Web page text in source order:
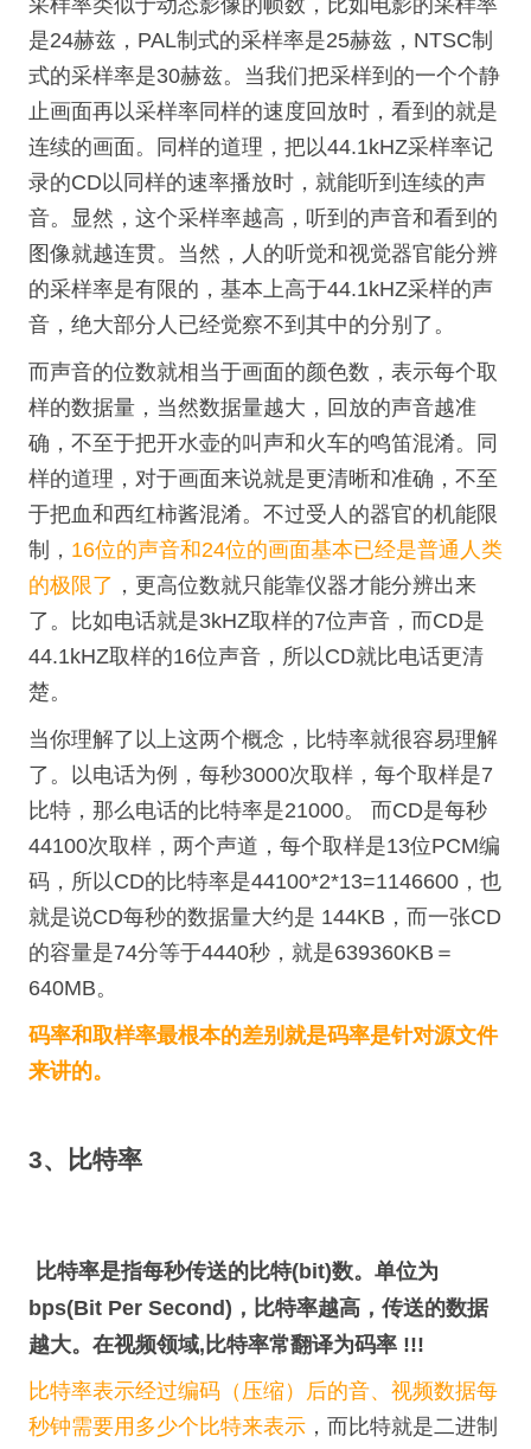
采样率类似于动态影像的帧数，比如电影的采样率
是24赫兹，PAL制式的采样率是25赫兹，NTSC制
式的采样率是30赫兹。当我们把采样到的一个个静
止画面再以采样率同样的速度回放时，看到的就是
连续的画面。同样的道理，把以44.1kHZ采样率记
录的CD以同样的速率播放时，就能听到连续的声
音。显然，这个采样率越高，听到的声音和看到的
图像就越连贯。当然，人的听觉和视觉器官能分辨
的采样率是有限的，基本上高于44.1kHZ采样的声
音，绝大部分人已经觉察不到其中的分别了。
而声音的位数就相当于画面的颜色数，表示每个取
样的数据量，当然数据量越大，回放的声音越准
确，不至于把开水壶的叫声和火车的鸣笛混淆。同
样的道理，对于画面来说就是更清晰和准确，不至
于把血和西红柿酱混淆。不过受人的器官的机能限
制， 16位的声音和24位的画面基本已经是普通人类
的极限了 ，更高位数就只能靠仪器才能分辨出来
了。比如电话就是3kHZ取样的7位声音，而CD是
44.1kHZ取样的16位声音，所以CD就比电话更清
楚。
当你理解了以上这两个概念，比特率就很容易理解
了。以电话为例，每秒3000次取样，每个取样是7
比特，那么电话的比特率是21000。 而CD是每秒
44100次取样，两个声道，每个取样是13位PCM编
码，所以CD的比特率是44100*2*13=1146600，也
就是说CD每秒的数据量大约是 144KB，而一张CD
的容量是74分等于4440秒，就是639360KB＝
640MB。
码率和取样率最根本的差别就是码率是针对源文件
来讲的。
3、比特率
比特率是指每秒传送的比特(bit)数。单位为
bps(Bit Per Second)，比特率越高，传送的数据
越大。在视频领域,比特率常翻译为码率 !!!
比特率表示经过编码（压缩）后的音、视频数据每
秒钟需要用多少个比特来表示 ，而比特就是二进制